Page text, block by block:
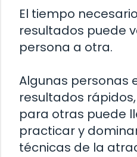
El tiempo
resultados puede
persona a otra.
Algunas personas
resultados
para otras puede
practicar y
técnicas de la